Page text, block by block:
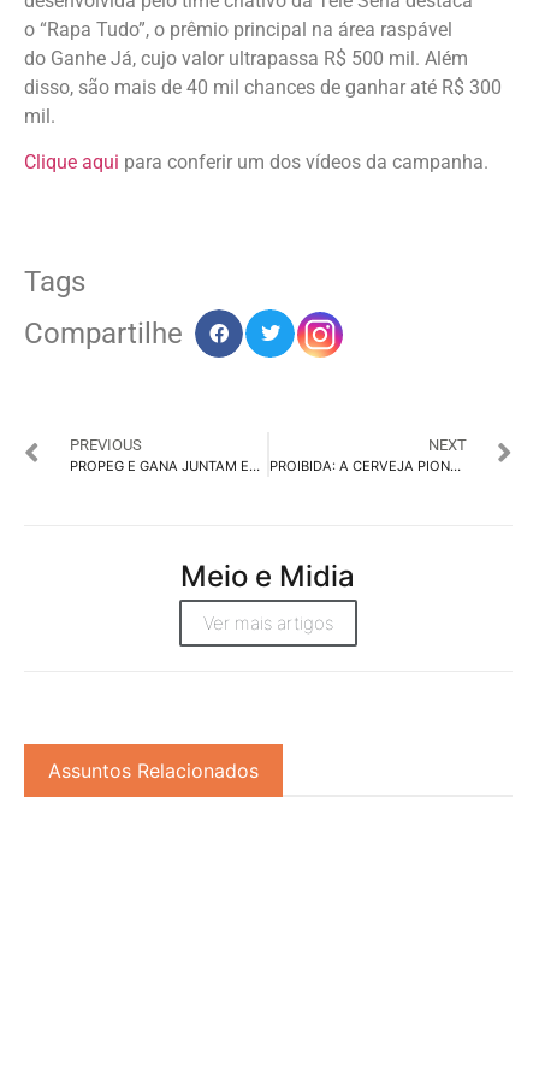
o “Rapa Tudo”, o prêmio principal na área raspável
do Ganhe Já, cujo valor ultrapassa R$ 500 mil. Além
disso, são mais de 40 mil chances de ganhar até R$ 300
mil.
Clique aqui para conferir um dos vídeos da campanha.
Tags
Compartilhe
PREVIOUS
PROPEG E GANA JUNTAM ESCALA E CAPILARIDADE EM PARCERIA ESTRATÉGICA
NEXT
PROIBIDA: A CERVEJA PIONEIRA QUE LEVOU O PURO MALTE AO GRANDE PÚBLICO
Meio e Midia
Ver mais artigos
Assuntos Relacionados